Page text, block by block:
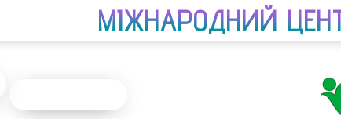
МІЖНАРОДНИЙ